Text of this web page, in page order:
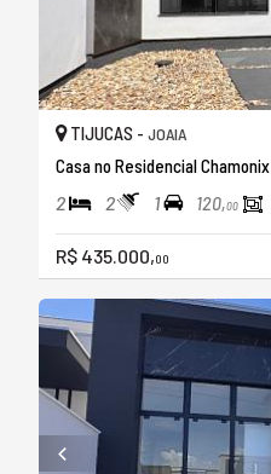
TIJUCAS - JOAIA
Casa no Residencial Chamonix
2 2 1 120,00
R$ 435.000,00